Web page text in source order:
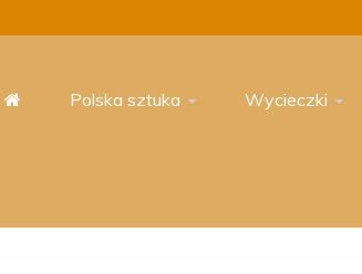
Polska sztuka Wycieczki